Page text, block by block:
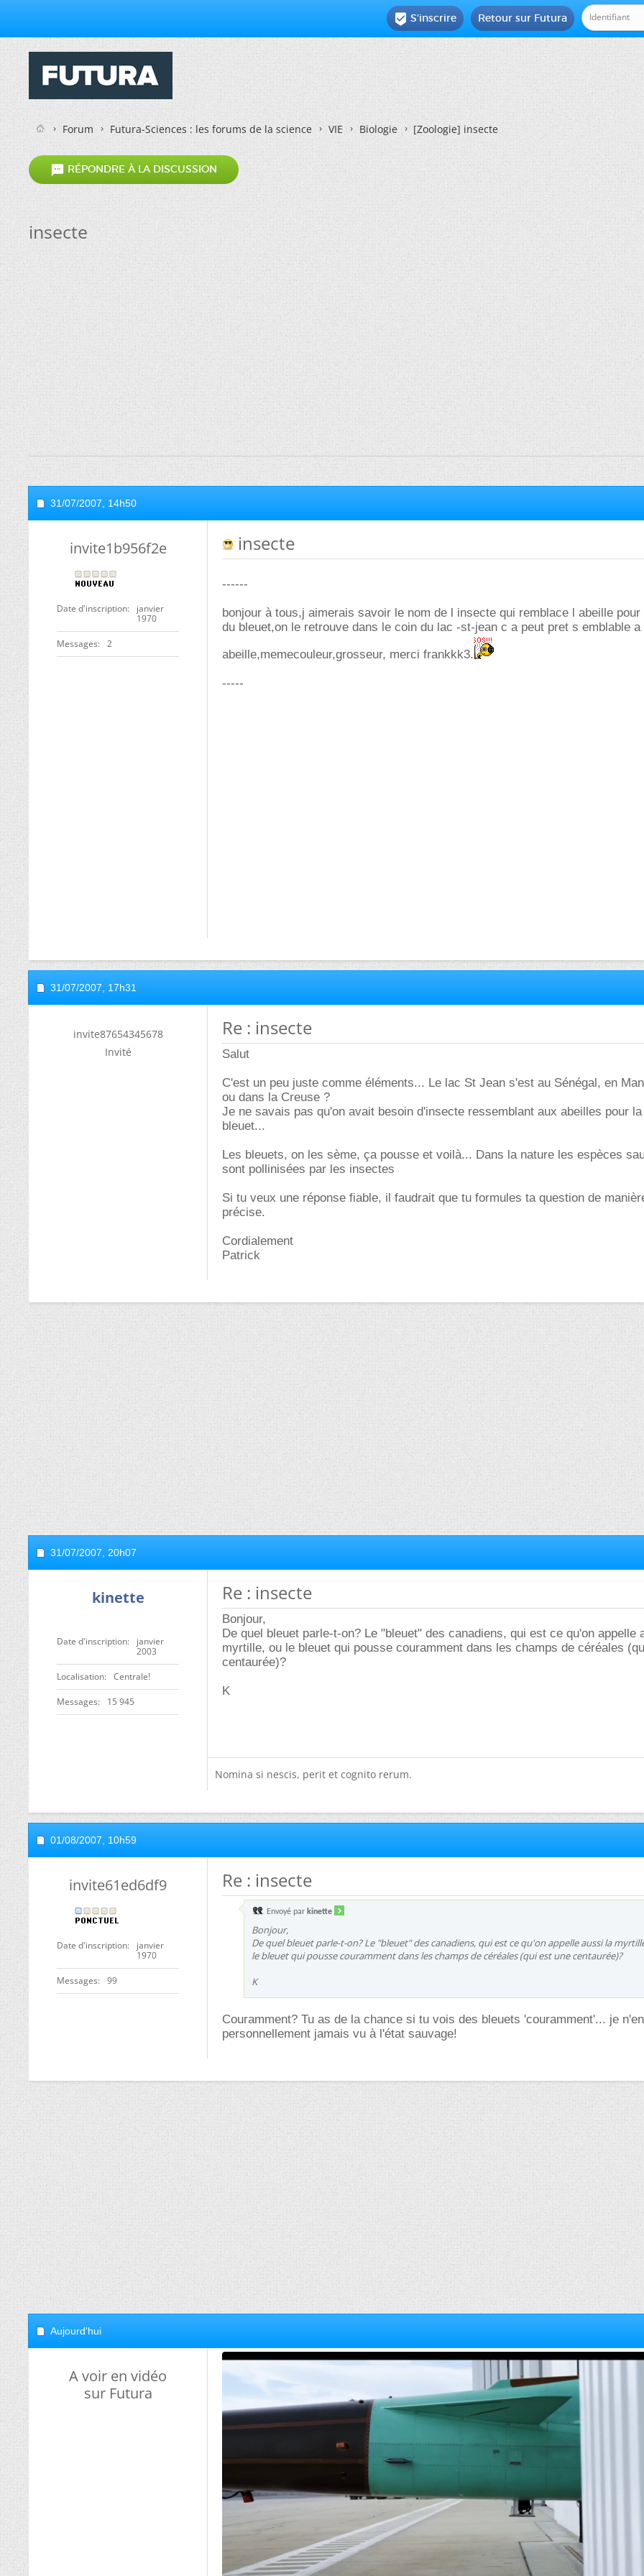
Retour sur Futura
 S'inscrire
Forum Futura-Sciences : les forums de la science VIE Biologie [Zoologie]insecte
 RÉPONDRE À LA DISCUSSION
insecte
31/07/2007, 14h50
invite1b956f2e
Date d'inscription
janvier
1970
Messages 2
insecte
------
bonjour à tous,j aimerais savoir le nom de l insecte qui remblace l abeille
du bleuet,on le retrouve dans le coin du lac -st-jean c a peut pret s emblable a
abeille,memecouleur,grosseur, merci frankkk3.
-----
31/07/2007, 17h31
invite87654345678
Invité
Re : insecte
Salut
C'est un peu juste comme éléments... Le lac St Jean s'est au Sénégal, en
ou dans la Creuse ?
Je ne savais pas qu'on avait besoin d'insecte ressemblant aux abeilles pour
bleuet...
Les bleuets, on les sème, ça pousse et voilà... Dans la nature les espèces
sont pollinisées par les insectes
Si tu veux une réponse fiable, il faudrait que tu formules ta question de
précise.
Cordialement
Patrick
31/07/2007, 20h07
kinette
Date d'inscription
janvier
2003
Localisation Centrale!
Messages 15 945
Re : insecte
Bonjour,
De quel bleuet parle-t-on? Le "bleuet" des canadiens, qui est ce qu'on appelle
myrtille, ou le bleuet qui pousse couramment dans les champs de céréales
centaurée)?
K
Nomina si nescis, perit et cognito rerum.
01/08/2007, 10h59
invite61ed6df9
Date d'inscription
janvier
1970
Messages 99
Re : insecte
Envoyé par kinette
Bonjour,
De quel bleuet parle-t-on? Le "bleuet" des canadiens, qui est ce qu'on appelle aussi la
le bleuet qui pousse couramment dans les champs de céréales (qui est une centaurée)?
K
Couramment? Tu as de la chance si tu vois des bleuets 'couramment'... je
personnellement jamais vu à l'état sauvage!
Aujourd'hui
A voir en vidéo
sur Futura